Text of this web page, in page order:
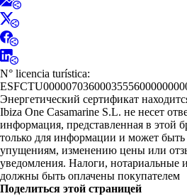
N° licencia turística:
Энергетический сертификат
Ibiza One Casamarine S.L. не несет
информация, представленная в этой
только для информации и может
упущениям, изменению цены или
уведомления. Налоги, нотариальные
должны быть оплачены покупателем
Поделиться этой страницей